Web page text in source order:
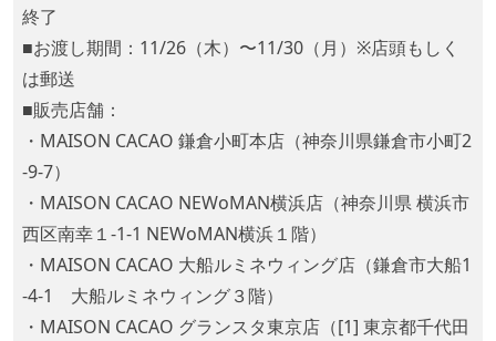
終了
■お渡し期間：11/26（木）〜11/30（月）※店頭もしく
は郵送
■販売店舗：
・MAISON CACAO 鎌倉小町本店（神奈川県鎌倉市小町2
-9-7）
・MAISON CACAO NEWoMAN横浜店（神奈川県 横浜市
西区南幸１-1-1 NEWoMAN横浜１階）
・MAISON CACAO 大船ルミネウィング店（鎌倉市大船1
-4-1 大船ルミネウィング３階）
・MAISON CACAO グランスタ東京店（[1] 東京都千代田